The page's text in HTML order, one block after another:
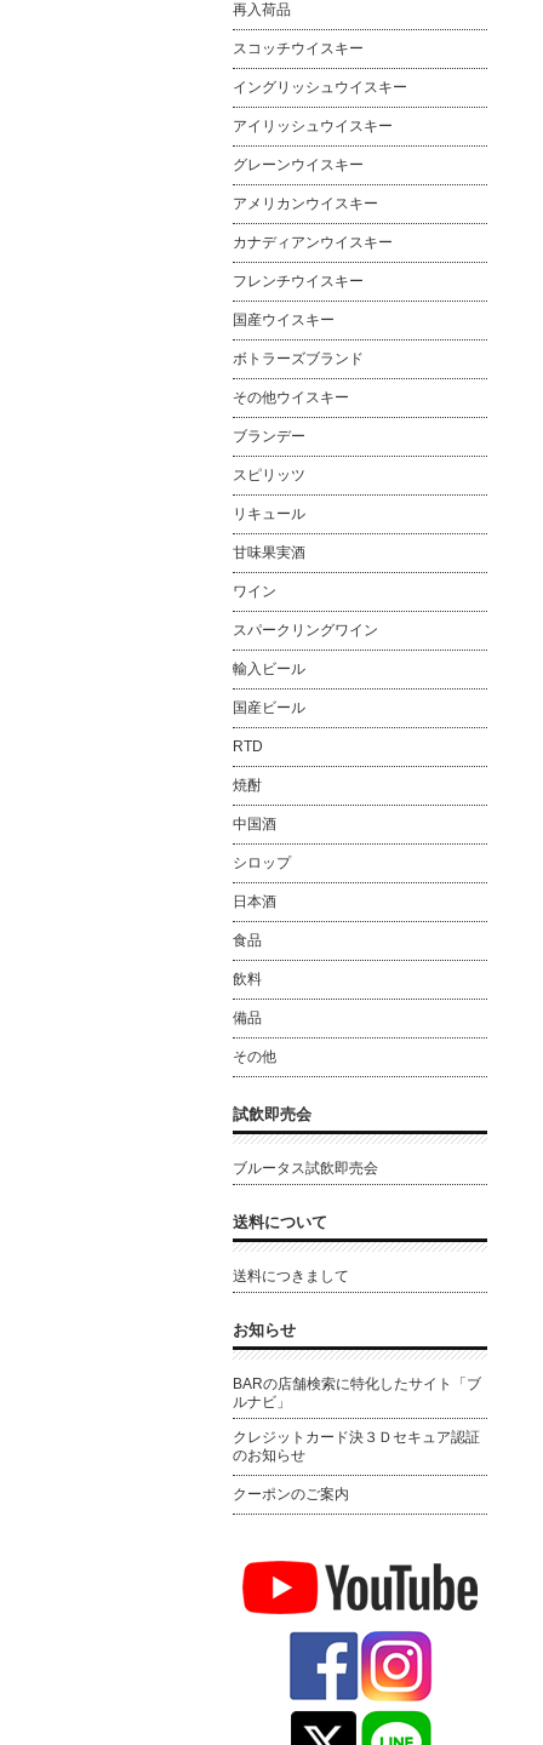
再入荷品
スコッチウイスキー
イングリッシュウイスキー
アイリッシュウイスキー
グレーンウイスキー
アメリカンウイスキー
カナディアンウイスキー
フレンチウイスキー
国産ウイスキー
ボトラーズブランド
その他ウイスキー
ブランデー
スピリッツ
リキュール
甘味果実酒
ワイン
スパークリングワイン
輸入ビール
国産ビール
RTD
焼酎
中国酒
シロップ
日本酒
食品
飲料
備品
その他
試飲即売会
ブルータス試飲即売会
送料について
送料につきまして
お知らせ
BARの店舗検索に特化したサイト「ブ
ルナビ」
クレジットカード決３Ｄセキュア認証
のお知らせ
クーポンのご案内